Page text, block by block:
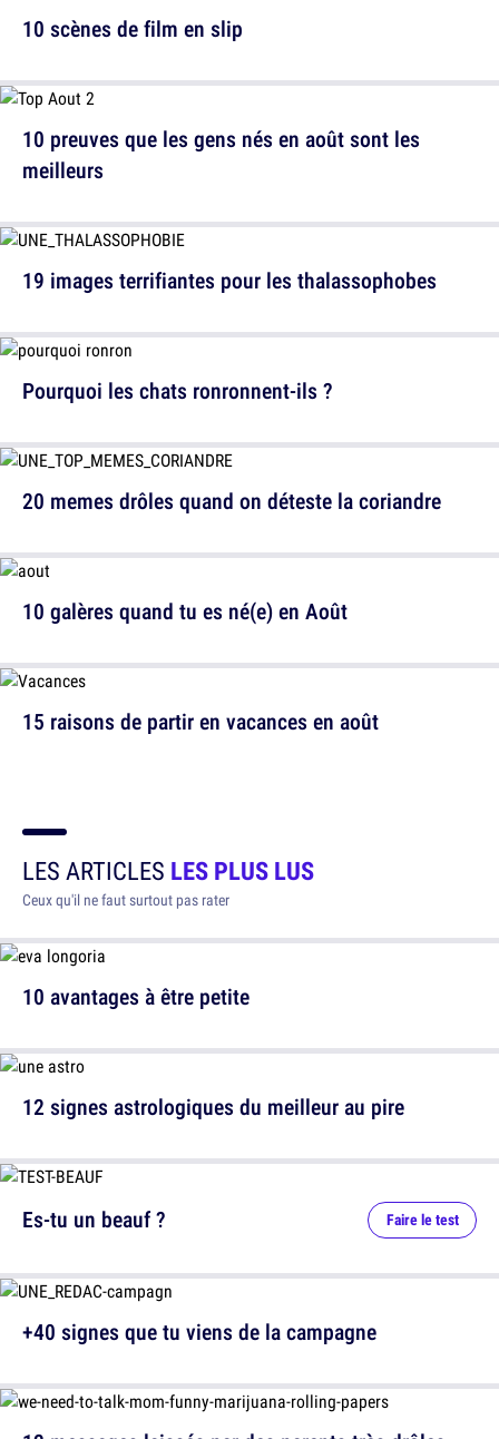
10 preuves que les gens nés en août sont les
meilleurs
Pourquoi les chats ronronnent-ils ?
10 galères quand tu es né(e) en Août
10 scènes de film en slip
19 images terrifiantes pour les thalassophobes
20 memes drôles quand on déteste la coriandre
15 raisons de partir en vacances en août
LES ARTICLES LES PLUS LUS
Ceux qu'il ne faut surtout pas rater
10 avantages à être petite
12 signes astrologiques du meilleur au pire
Es-tu un beauf ? Faire le test
+40 signes que tu viens de la campagne